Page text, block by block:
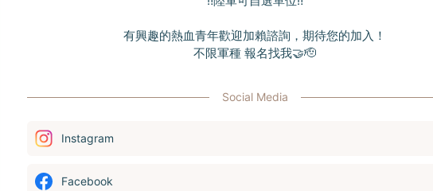
有興趣的熱血青年歡迎加賴諮詢，期待您的加入！
不限軍種 報名找我🤝🫡
Social Media
Instagram
Facebook